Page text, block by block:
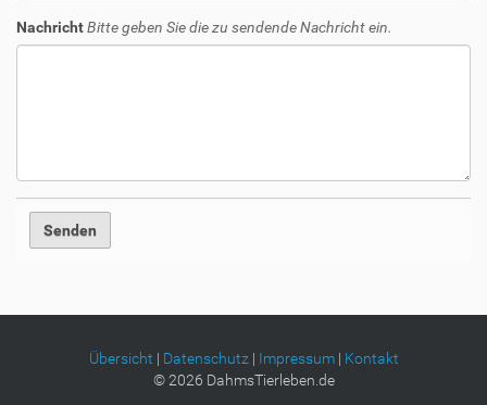
NachrichtBitte geben Sie die zu sendende Nachricht ein.
Übersicht | Datenschutz| Impressum| Kontakt
©2026 DahmsTierleben.de